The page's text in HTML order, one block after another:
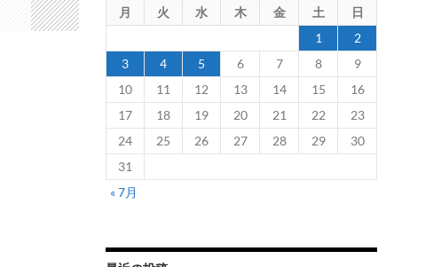
月 火 水 木 金 土
日
1
2
3
4 5 6 7 8
9
10
11 12 13 14 15
16
17
18 19 20 21 22
23
24
25 26 27 28 29
30
31
« 7月